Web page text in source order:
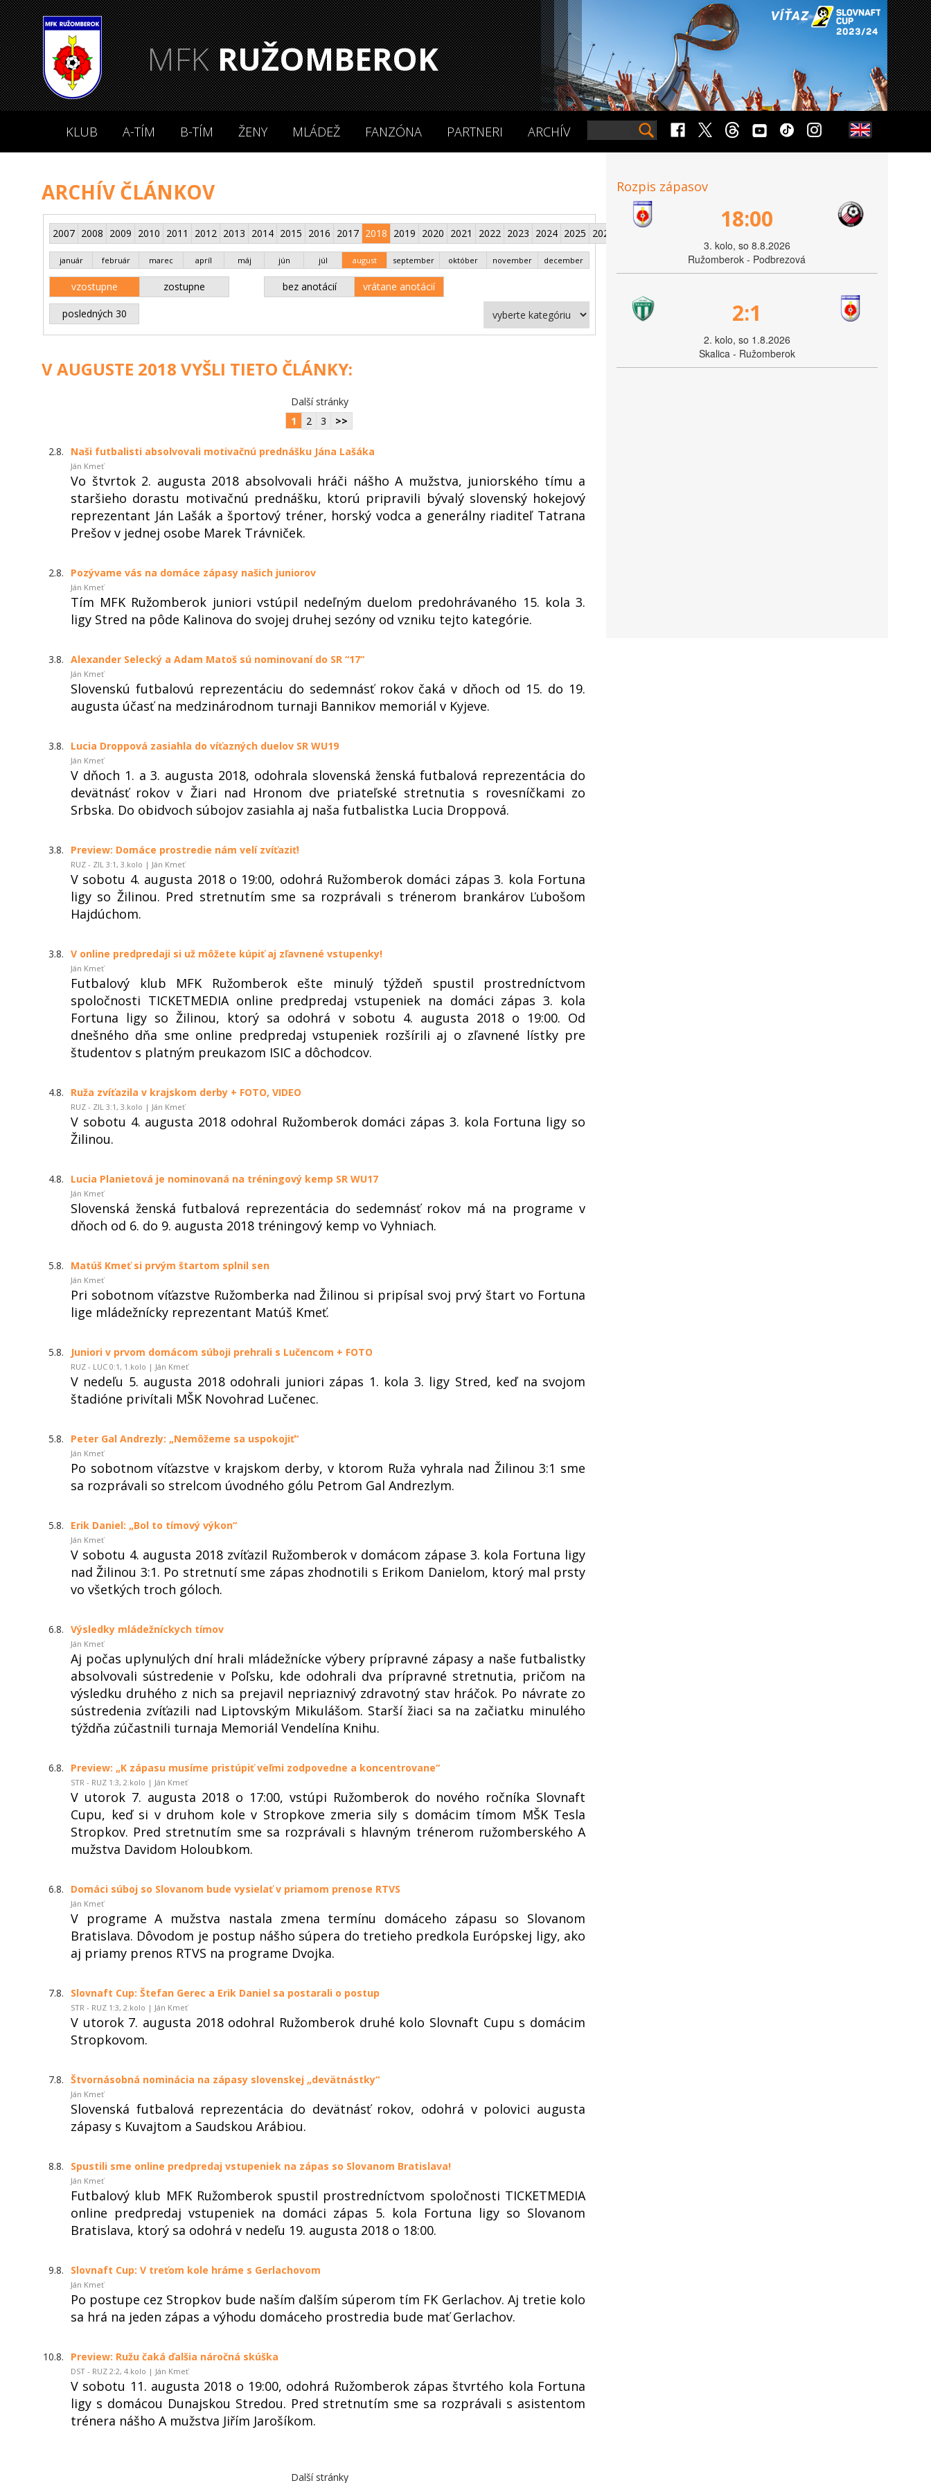
MFKRUŽOMBEROK
KLUB A-TÍM B-TÍM ŽENY MLÁDEŽ FANZÓNA PARTNERI ARCHÍV
ARCHÍV ČLÁNKOV
2007 2008 2009 2010 2011 2012 2013 2014 2015 2016 2017 2018 2019 2020 2021 2022 2023 2024 2025 2026
január február marec apríl máj jún júl august september október november december
vzostupne zostupne bez anotácií vrátane anotácií
posledných 30
V AUGUSTE 2018 VYŠLI TIETO ČLÁNKY:
Další stránky
1
2 3 >>
2.8. Naši futbalisti absolvovali motivačnú prednášku Jána Lašáka
Ján Kmeť
Vo štvrtok 2. augusta 2018 absolvovali hráči nášho A mužstva, juniorského tímu a
staršieho dorastu motivačnú prednášku, ktorú pripravili bývalý slovenský hokejový
reprezentant Ján Lašák a športový tréner, horský vodca a generálny riaditeľ Tatrana
Prešov v jednej osobe Marek Trávniček.
2.8. Pozývame vás na domáce zápasy našich juniorov
Ján Kmeť
Tím MFK Ružomberok juniori vstúpil nedeľným duelom predohrávaného 15. kola 3.
ligy Stred na pôde Kalinova do svojej druhej sezóny od vzniku tejto kategórie.
3.8. Alexander Selecký a Adam Matoš sú nominovaní do SR “17“
Ján Kmeť
Slovenskú futbalovú reprezentáciu do sedemnásť rokov čaká v dňoch od 15. do 19.
augusta účasť na medzinárodnom turnaji Bannikov memoriál v Kyjeve.
3.8. Lucia Droppová zasiahla do víťazných duelov SR WU19
Ján Kmeť
V dňoch 1. a 3. augusta 2018, odohrala slovenská ženská futbalová reprezentácia do
devätnásť rokov v Žiari nad Hronom dve priateľské stretnutia s rovesníčkami zo
Srbska. Do obidvoch súbojov zasiahla aj naša futbalistka Lucia Droppová.
3.8. Preview: Domáce prostredie nám velí zvíťaziť!
RUZ - ZIL 3:1, 3.kolo | Ján Kmeť
V sobotu 4. augusta 2018 o 19:00, odohrá Ružomberok domáci zápas 3. kola Fortuna
ligy so Žilinou. Pred stretnutím sme sa rozprávali s trénerom brankárov Ľubošom
Hajdúchom.
3.8. V online predpredaji si už môžete kúpiť aj zľavnené vstupenky!
Ján Kmeť
Futbalový klub MFK Ružomberok ešte minulý týždeň spustil prostredníctvom
spoločnosti TICKETMEDIA online predpredaj vstupeniek na domáci zápas 3. kola
Fortuna ligy so Žilinou, ktorý sa odohrá v sobotu 4. augusta 2018 o 19:00. Od
dnešného dňa sme online predpredaj vstupeniek rozšírili aj o zľavnené lístky pre
študentov s platným preukazom ISIC a dôchodcov.
4.8. Ruža zvíťazila v krajskom derby + FOTO, VIDEO
RUZ - ZIL 3:1, 3.kolo | Ján Kmeť
V sobotu 4. augusta 2018 odohral Ružomberok domáci zápas 3. kola Fortuna ligy so
Žilinou.
4.8. Lucia Planietová je nominovaná na tréningový kemp SR WU17
Ján Kmeť
Slovenská ženská futbalová reprezentácia do sedemnásť rokov má na programe v
dňoch od 6. do 9. augusta 2018 tréningový kemp vo Vyhniach.
5.8. Matúš Kmeť si prvým štartom splnil sen
Ján Kmeť
Pri sobotnom víťazstve Ružomberka nad Žilinou si pripísal svoj prvý štart vo Fortuna
lige mládežnícky reprezentant Matúš Kmeť.
5.8. Juniori v prvom domácom súboji prehrali s Lučencom + FOTO
RUZ - LUC 0:1, 1.kolo | Ján Kmeť
V nedeľu 5. augusta 2018 odohrali juniori zápas 1. kola 3. ligy Stred, keď na svojom
štadióne privítali MŠK Novohrad Lučenec.
5.8. Peter Gal Andrezly: „Nemôžeme sa uspokojiť“
Ján Kmeť
Po sobotnom víťazstve v krajskom derby, v ktorom Ruža vyhrala nad Žilinou 3:1 sme
sa rozprávali so strelcom úvodného gólu Petrom Gal Andrezlym.
5.8. Erik Daniel: „Bol to tímový výkon“
Ján Kmeť
V sobotu 4. augusta 2018 zvíťazil Ružomberok v domácom zápase 3. kola Fortuna ligy
nad Žilinou 3:1. Po stretnutí sme zápas zhodnotili s Erikom Danielom, ktorý mal prsty
vo všetkých troch góloch.
6.8. Výsledky mládežníckych tímov
Ján Kmeť
Aj počas uplynulých dní hrali mládežnícke výbery prípravné zápasy a naše futbalistky
absolvovali sústredenie v Poľsku, kde odohrali dva prípravné stretnutia, pričom na
výsledku druhého z nich sa prejavil nepriaznivý zdravotný stav hráčok. Po návrate zo
sústredenia zvíťazili nad Liptovským Mikulášom. Starší žiaci sa na začiatku minulého
týždňa zúčastnili turnaja Memoriál Vendelína Knihu.
6.8. Preview: „K zápasu musíme pristúpiť veľmi zodpovedne a koncentrovane“
STR - RUZ 1:3, 2.kolo | Ján Kmeť
V utorok 7. augusta 2018 o 17:00, vstúpi Ružomberok do nového ročníka Slovnaft
Cupu, keď si v druhom kole v Stropkove zmeria sily s domácim tímom MŠK Tesla
Stropkov. Pred stretnutím sme sa rozprávali s hlavným trénerom ružomberského A
mužstva Davidom Holoubkom.
6.8. Domáci súboj so Slovanom bude vysielať v priamom prenose RTVS
Ján Kmeť
V programe A mužstva nastala zmena termínu domáceho zápasu so Slovanom
Bratislava. Dôvodom je postup nášho súpera do tretieho predkola Európskej ligy, ako
aj priamy prenos RTVS na programe Dvojka.
7.8. Slovnaft Cup: Štefan Gerec a Erik Daniel sa postarali o postup
STR - RUZ 1:3, 2.kolo | Ján Kmeť
V utorok 7. augusta 2018 odohral Ružomberok druhé kolo Slovnaft Cupu s domácim
Stropkovom.
7.8. Štvornásobná nominácia na zápasy slovenskej „devätnástky“
Ján Kmeť
Slovenská futbalová reprezentácia do devätnásť rokov, odohrá v polovici augusta
zápasy s Kuvajtom a Saudskou Arábiou.
8.8. Spustili sme online predpredaj vstupeniek na zápas so Slovanom Bratislava!
Ján Kmeť
Futbalový klub MFK Ružomberok spustil prostredníctvom spoločnosti TICKETMEDIA
online predpredaj vstupeniek na domáci zápas 5. kola Fortuna ligy so Slovanom
Bratislava, ktorý sa odohrá v nedeľu 19. augusta 2018 o 18:00.
9.8. Slovnaft Cup: V treťom kole hráme s Gerlachovom
Ján Kmeť
Po postupe cez Stropkov bude naším ďalším súperom tím FK Gerlachov. Aj tretie kolo
sa hrá na jeden zápas a výhodu domáceho prostredia bude mať Gerlachov.
10.8. Preview: Ružu čaká ďalšia náročná skúška
DST - RUZ 2:2, 4.kolo | Ján Kmeť
V sobotu 11. augusta 2018 o 19:00, odohrá Ružomberok zápas štvrtého kola Fortuna
ligy s domácou Dunajskou Stredou. Pred stretnutím sme sa rozprávali s asistentom
trénera nášho A mužstva Jiřím Jarošíkom.
Další stránky
Rozpis zápasov
18:00
3. kolo, so 8.8.2026
Ružomberok - Podbrezová
2:1
2. kolo, so 1.8.2026
Skalica - Ružomberok